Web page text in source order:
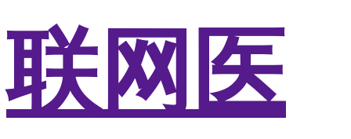
联网医